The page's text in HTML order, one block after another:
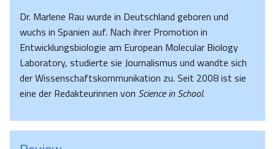
Dr. Marlene Rau wurde in Deutschland geboren und
wuchs in Spanien auf. Nach ihrer Promotion in
Entwicklungsbiologie am European Molecular Biology
Laboratory, studierte sie Journalismus und wandte sich
der Wissenschaftskommunikation zu. Seit 2008 ist sie
eine der Redakteurinnen von Science in School.